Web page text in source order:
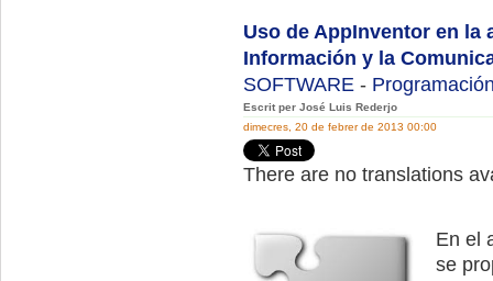
Uso de AppInventor en la
Información y la
SOFTWARE -
Escrit per José Luis Rederjo
dimecres, 20 de febrer de 2013 00:00
There are no translations
En el
se